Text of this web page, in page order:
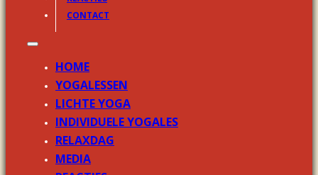
CONTACT
HOME
YOGALESSEN
LICHTE YOGA
INDIVIDUELE YOGALES
RELAXDAG
MEDIA